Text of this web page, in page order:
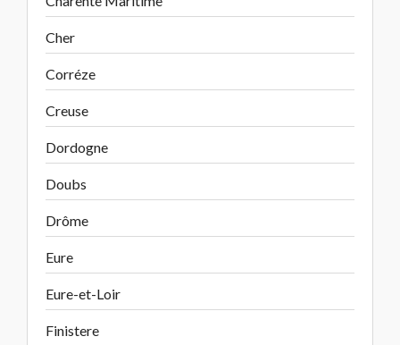
Cher
Corréze
Creuse
Dordogne
Doubs
Drôme
Eure
Eure-et-Loir
Finistere